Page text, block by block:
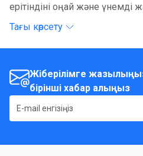
ерітіндіні оңай және үнемді
жоғары сенімді бүріккішпен
Тағы көрсету
Жіберілімге
бірінші хабар алыңыз